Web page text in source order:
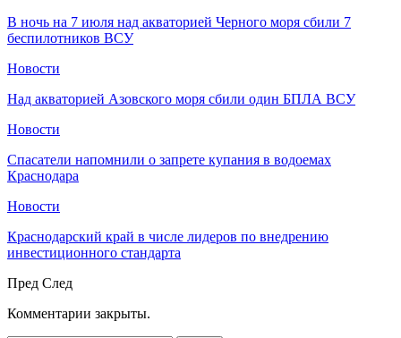
В ночь на 7 июля над акваторией Черного моря сбили 7
беспилотников ВСУ
Новости
Над акваторией Азовского моря сбили один БПЛА ВСУ
Новости
Спасатели напомнили о запрете купания в водоемах
Краснодара
Новости
Краснодарский край в числе лидеров по внедрению
инвестиционного стандарта
Пред След
Комментарии закрыты.